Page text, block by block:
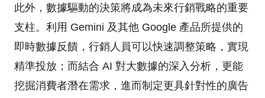
此外，數據驅動的決策將成為未來行銷戰略的重要
支柱。利用 Gemini 及其他 Google 產品所提供的
即時數據反饋，行銷人員可以快速調整策略，實現
精準投放；而結合 AI 對大數據的深入分析，更能
挖掘消費者潛在需求，進而制定更具針對性的廣告